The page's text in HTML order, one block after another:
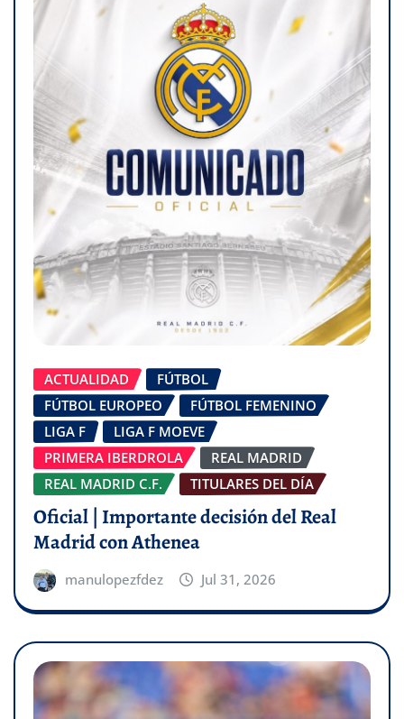
ACTUALIDAD
FÚTBOL
FÚTBOL EUROPEO
FÚTBOL FEMENINO
LIGA F
LIGA F MOEVE
PRIMERA IBERDROLA
REAL MADRID
REAL MADRID C.F.
TITULARES DEL DÍA
Oficial | Importante decisión del Real
Madrid con Athenea
manulopezfdez Jul 31, 2026